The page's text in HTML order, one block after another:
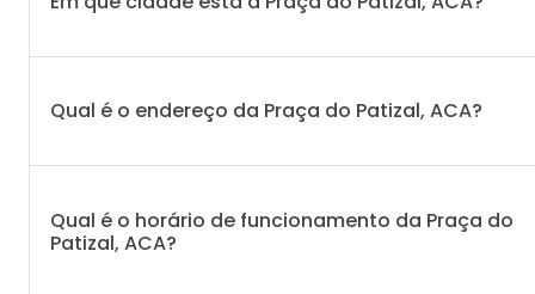
Qual é o endereço da Praça do Patizal, ACA?
Qual é o horário de funcionamento da Praça do
Patizal, ACA?